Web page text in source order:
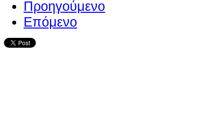
Προηγούμενο
Επόμενο